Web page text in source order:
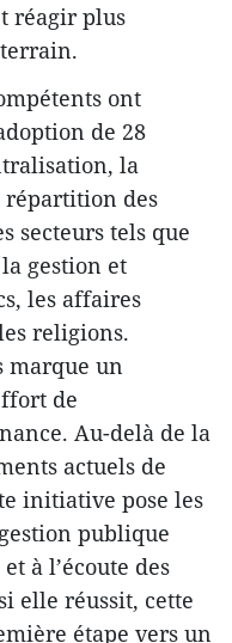
réagir plus
ont
de 28
la
répartition des
secteurs tels que
gestion et
les affaires
religions.
marque un
de
Au-delà de la
actuels de
initiative pose les
publique
à l’écoute des
elle réussit, cette
étape vers un